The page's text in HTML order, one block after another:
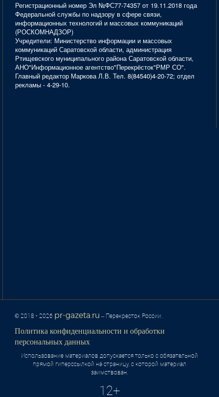
Регистрационный номер Эл №ФС77-74357 от 19.11.2018 года
Федеральной службы по надзору в сфере связи,
информационных технологий и массовых коммуникаций
(РОСКОМНАДЗОР)
Учредители: Министерство информации и массовых
коммуникаций Саратовской области, администрация
Ртищевского муниципального района Саратовской области,
АНО"Информационное агентство"Перекрёсток"РМР СО".
Главный редактор Маркова Л.В. Тел. 8(84540)4-20-72; отдел
рекламы - 4-29-10.
© 2018 - 2026 pr-gazeta.ru – Перекресток России.
Политика конфиденциальности и обработки
персональных данных
Использование материалов допускается только с обязательной
прямой гиперссылкой на страницу, с которой материал
заимствован.
12+